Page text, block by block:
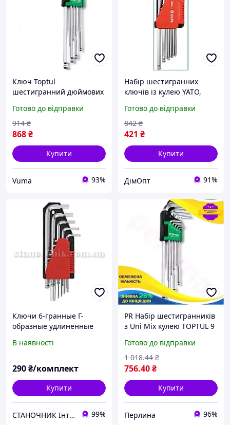
Ключ Toptul
шестигранний дюймових
(GBAL0901) (U1029907_BR)
Готово до відправки
868₴
914 ₴
Купити
Vuma 93%
Набір шестигранних
ключів із кулею YATO,
74-170 мм, CrV 6150
Готово до відправки
421 ₴
842 ₴
Купити
ДімОпт 91%
Ключи 6-гранные Г-
образные удлиненные
с шаром YATO (YT-5837) 12
В наявності
290₴/комплект
Купити
СТАНОЧНИК Інтернет-магазин 99%
PR Набір шестигранників
з Uni Mix кулею TOPTUL 9
роботи з кріпленням та
гвинтами Per33/R
Готово до відправки
756.40₴
1 018.44 ₴
Купити
Перлина 96%